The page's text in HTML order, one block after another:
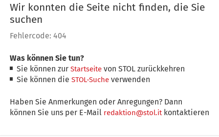
Wir konnten die Seite nicht finden, die Sie
suchen
Fehlercode: 404
Was können Sie tun?
Sie können zurStartseite von STOL zurückkehren
Sie können dieSTOL-Suche verwenden
Haben Sie Anmerkungen oder Anregungen? Dann
können Sie uns per E-Mail redaktion@stol.itkontaktieren